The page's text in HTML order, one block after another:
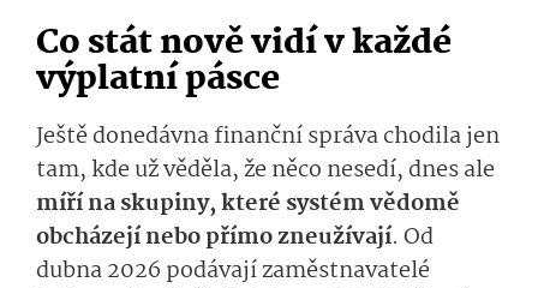
Co stát nově vidí v každé
výplatní pásce
Ještě donedávna finanční správa chodila jen
tam, kde už věděla, že něco nesedí, dnes ale
míří na skupiny, které systém vědomě
obcházejí nebo přímo zneužívají. Od
dubna 2026 podávají zaměstnavatelé